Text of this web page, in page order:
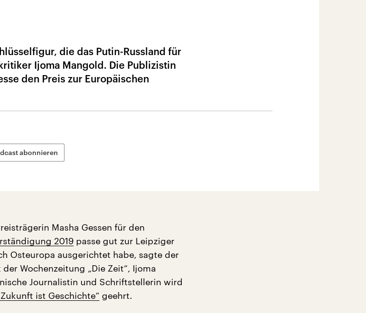
die das Putin-Russland für
Ijoma Mangold. Die Publizistin
den Preis zur Europäischen
abonnieren
Masha Gessen für den
2019 passe gut zur Leipziger
Osteuropa ausgerichtet habe, sagte der
Wochenzeitung „Die Zeit“, Ijoma
Journalistin und Schriftstellerin wird
ist Geschichte“ geehrt.